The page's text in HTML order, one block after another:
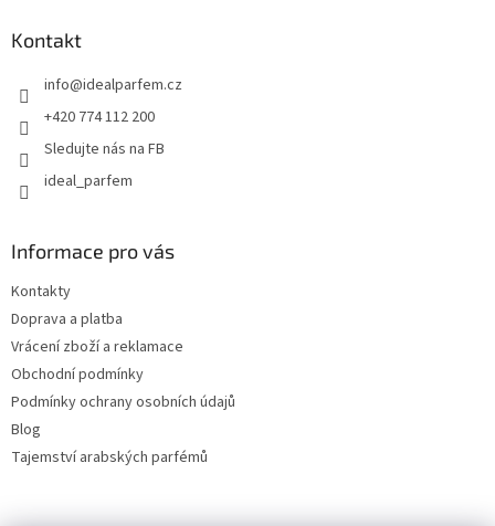
Kontakt
info@idealparfem.cz
+420 774 112 200
Sledujte nás na FB
ideal_parfem
Informace pro vás
Kontakty
Doprava a platba
Vrácení zboží a reklamace
Obchodní podmínky
Podmínky ochrany osobních údajů
Blog
Tajemství arabských parfémů